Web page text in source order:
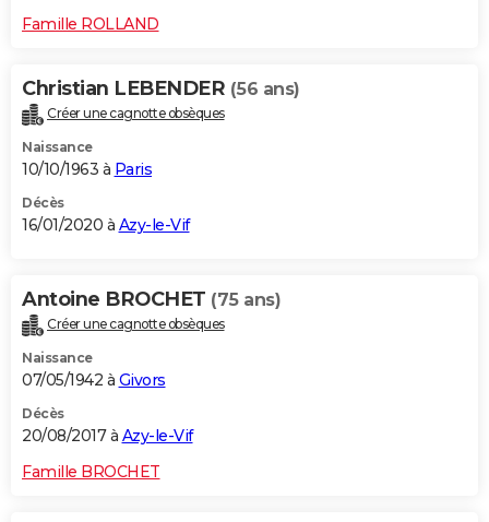
Famille ROLLAND
Christian LEBENDER (56 ans)
Créer une cagnotte obsèques
Naissance
10/10/1963 à Paris
Décès
16/01/2020 à Azy-le-Vif
Antoine BROCHET (75 ans)
Créer une cagnotte obsèques
Naissance
07/05/1942 à Givors
Décès
20/08/2017 à Azy-le-Vif
Famille BROCHET